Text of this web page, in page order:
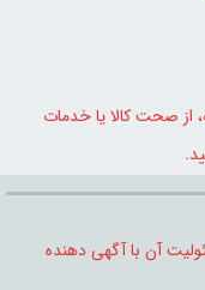
از صحت کالا یا خدمات
آن با آگهی دهنده